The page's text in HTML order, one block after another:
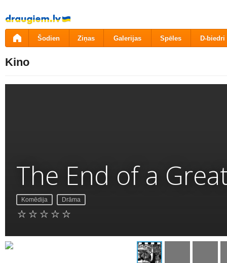
Pāriet
uz
saturu
Šodien Ziņas Galerijas Spēles D-biedri
Kino
The End of a
Komēdija Drāma